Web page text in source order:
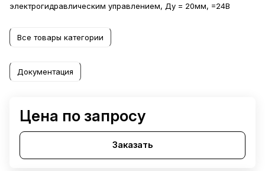
электрогидравлическим управлением, Ду = 20мм, =24В
Все товары категории
Документация
Цена по запросу
Заказать